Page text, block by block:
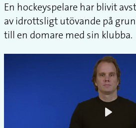
En hockeyspelare har blivit
av idrottsligt utövande på
till en domare med sin klubba.